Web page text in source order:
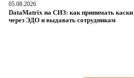
05.08.2026
DataMatrix на СИЗ: как принимать каски
через ЭДО и выдавать сотрудникам